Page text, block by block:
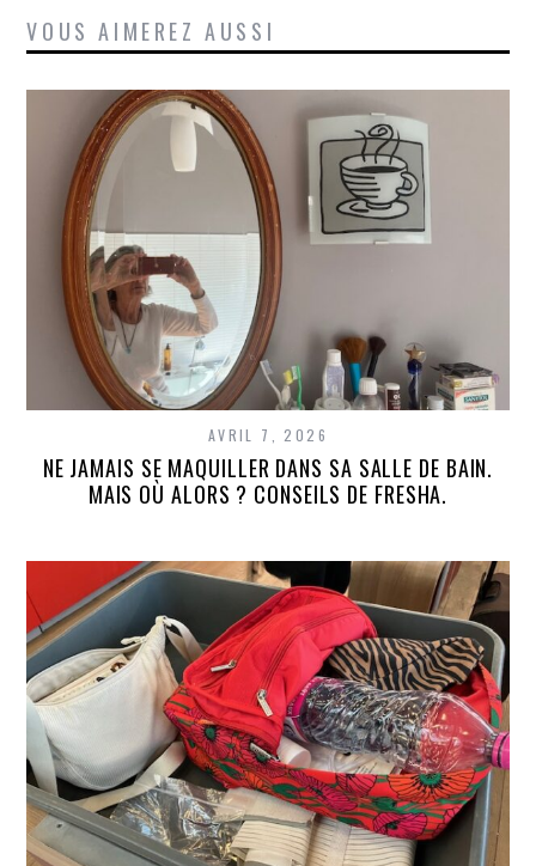
VOUS AIMEREZ AUSSI
AVRIL 7, 2026
NE JAMAIS SE MAQUILLER DANS SA SALLE DE BAIN.
MAIS OÙ ALORS ? CONSEILS DE FRESHA.